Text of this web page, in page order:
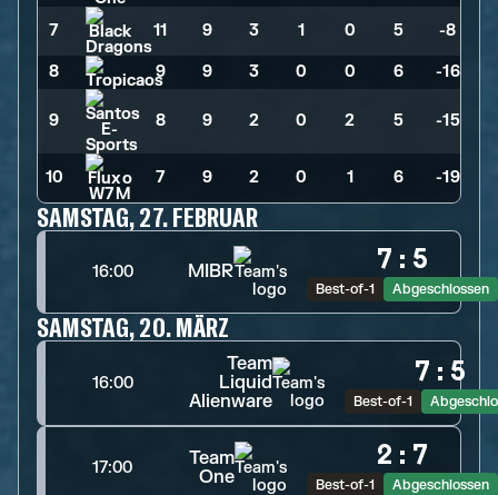
7 11 9 3 1 0 5 -8
8 9 9 3 0 0 6 -16
9 8 9 2 0 2 5 -15
10 7 9 2 0 1 6 -19
SAMSTAG, 27. FEBRUAR
16:00 MIBR 7 : 5
Best-of-1 Abgeschlossen
SAMSTAG, 20. MÄRZ
16:00
Team
Liquid
Alienware
7 : 5
Best-of-1
17:00
Team
One
2 : 7
Best-of-1 Abgeschlossen